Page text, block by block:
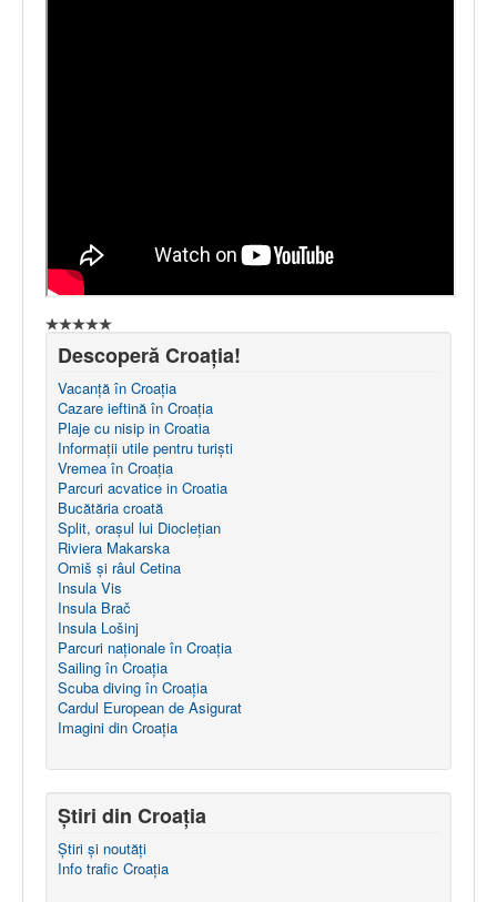
Descoperă Croația!
Vacanță în Croația
Cazare ieftină în Croația
Plaje cu nisip in Croatia
Informații utile pentru turiști
Vremea în Croația
Parcuri acvatice in Croatia
Bucătăria croată
Split, orașul lui Dioclețian
Riviera Makarska
Omiš și râul Cetina
Insula Vis
Insula Brač
Insula Lošinj
Parcuri naţionale în Croația
Sailing în Croaţia
Scuba diving în Croația
Cardul European de Asigurat
Imagini din Croația
Știri din Croația
Știri și noutăți
Info trafic Croația